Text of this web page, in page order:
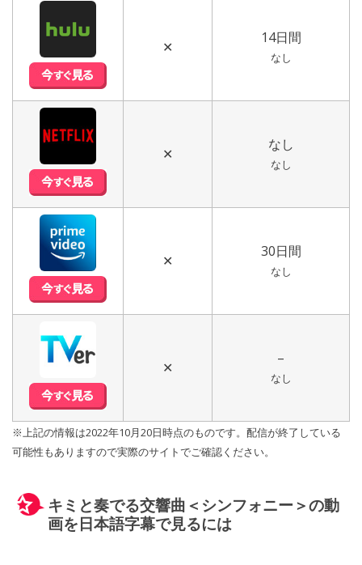
✕
14日間
なし
✕
なし
なし
✕
30日間
なし
✕
–
なし
※上記の情報は2022年10月20日時点のものです。配信が終了している
可能性もありますので実際のサイトでご確認ください。
キミと奏でる交響曲＜シンフォニー＞の動
画を日本語字幕で見るには